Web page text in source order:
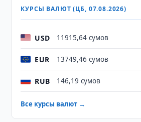
КУРСЫ ВАЛЮТ (ЦБ, 07.08.2026)
USD 11915,64 сумов
EUR 13749,46 сумов
RUB 146,19 сумов
Все курсы валют →